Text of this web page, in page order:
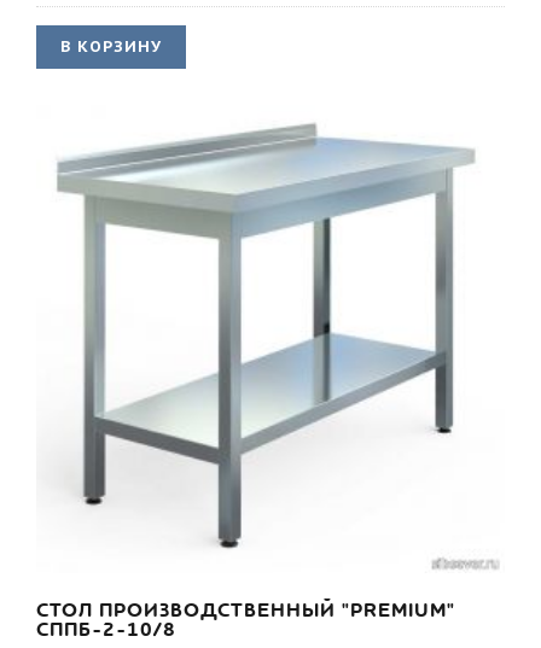
В КОРЗИНУ
СТОЛ ПРОИЗВОДСТВЕННЫЙ "PREMIUM"
СППБ-2-10/8